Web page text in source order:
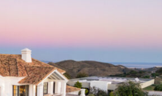
Vistas a la montaña
Oficina
Private Garden